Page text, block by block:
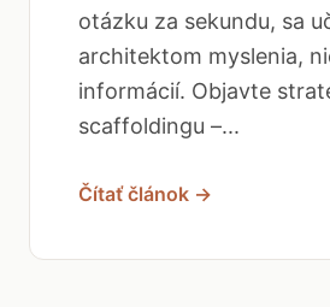
otázku za sekundu, sa
architektom myslenia,
informácií. Objavte
scaffoldingu –...
Čítať článok →